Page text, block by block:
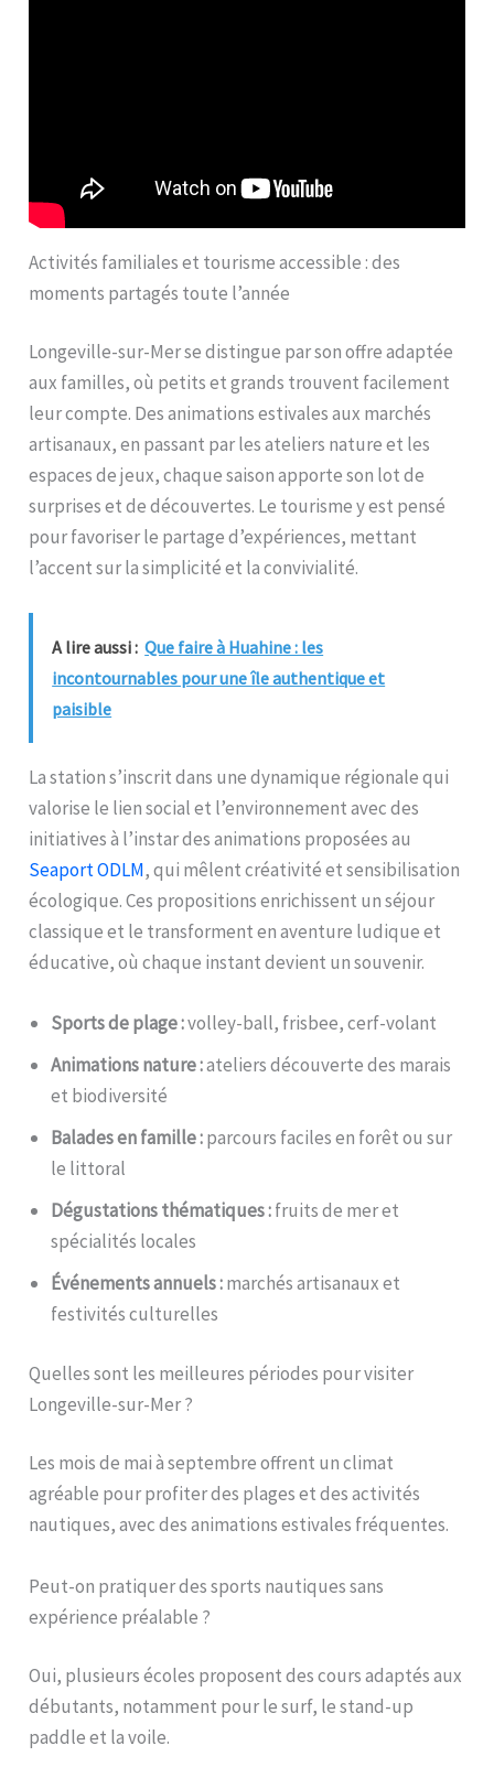
Activités familiales et tourisme accessible : des
moments partagés toute l’année
Longeville-sur-Mer se distingue par son offre adaptée
aux familles, où petits et grands trouvent facilement
leur compte. Des animations estivales aux marchés
artisanaux, en passant par les ateliers nature et les
espaces de jeux, chaque saison apporte son lot de
surprises et de découvertes. Le tourisme y est pensé
pour favoriser le partage d’expériences, mettant
l’accent sur la simplicité et la convivialité.
A lire aussi : Que faire à Huahine : les
incontournables pour une île authentique et
paisible
La station s’inscrit dans une dynamique régionale qui
valorise le lien social et l’environnement avec des
initiatives à l’instar des animations proposées au
Seaport ODLM, qui mêlent créativité et sensibilisation
écologique. Ces propositions enrichissent un séjour
classique et le transforment en aventure ludique et
éducative, où chaque instant devient un souvenir.
Sports de plage :volley-ball, frisbee, cerf-volant
Animations nature :ateliers découverte des marais
et biodiversité
Balades en famille :parcours faciles en forêt ou sur
le littoral
Dégustations thématiques :fruits de mer et
spécialités locales
Événements annuels :marchés artisanaux et
festivités culturelles
Quelles sont les meilleures périodes pour visiter
Longeville-sur-Mer ?
Les mois de mai à septembre offrent un climat
agréable pour profiter des plages et des activités
nautiques, avec des animations estivales fréquentes.
Peut-on pratiquer des sports nautiques sans
expérience préalable ?
Oui, plusieurs écoles proposent des cours adaptés aux
débutants, notamment pour le surf, le stand-up
paddle et la voile.